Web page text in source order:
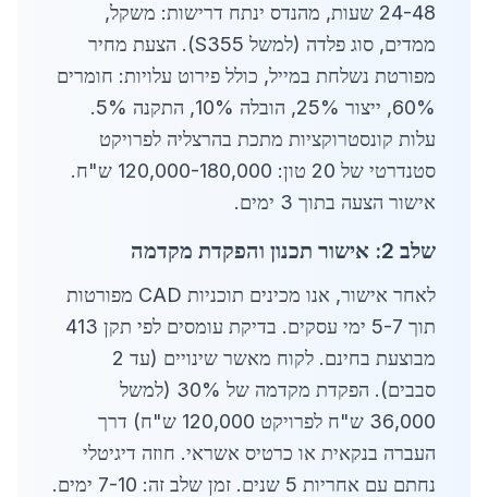
24-48 שעות, מהנדס ינתח דרישות: משקל,
ממדים, סוג פלדה (למשל S355). הצעת מחיר
מפורטת נשלחת במייל, כולל פירוט עלויות: חומרים
60%, ייצור 25%, הובלה 10%, התקנה 5%.
עלות קונסטרוקציות מתכת בהרצליה לפרויקט
סטנדרטי של 20 טון: 120,000-180,000 ש"ח.
אישור הצעה בתוך 3 ימים.
שלב 2: אישור תכנון והפקדת מקדמה
לאחר אישור, אנו מכינים תוכניות CAD מפורטות
תוך 5-7 ימי עסקים. בדיקת עומסים לפי תקן 413
מבוצעת בחינם. לקוח מאשר שינויים (עד 2
סבבים). הפקדת מקדמה של 30% (למשל
36,000 ש"ח לפרויקט 120,000 ש"ח) דרך
העברה בנקאית או כרטיס אשראי. חוזה דיגיטלי
נחתם עם אחריות 5 שנים. זמן שלב זה: 7-10 ימים.